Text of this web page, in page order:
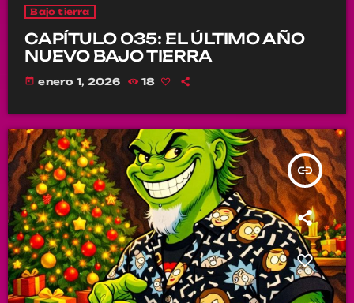
Bajo tierra
CAPÍTULO 035: EL ÚLTIMO AÑO
NUEVO BAJO TIERRA
today enero 1, 2026 18
insert_link